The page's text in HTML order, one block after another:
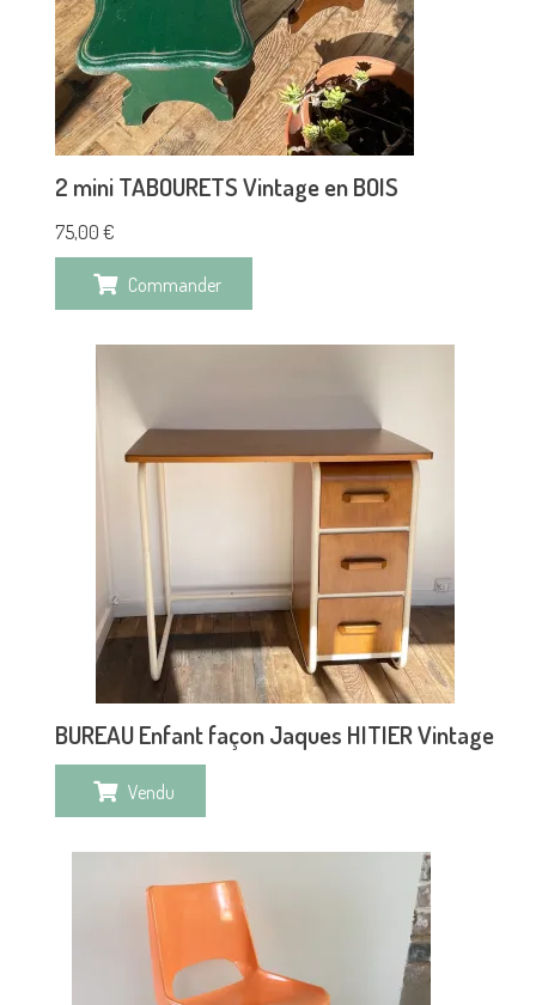
2 mini TABOURETS Vintage en BOIS
75,00 €
Commander
BUREAU Enfant façon Jaques HITIER Vintage
Vendu